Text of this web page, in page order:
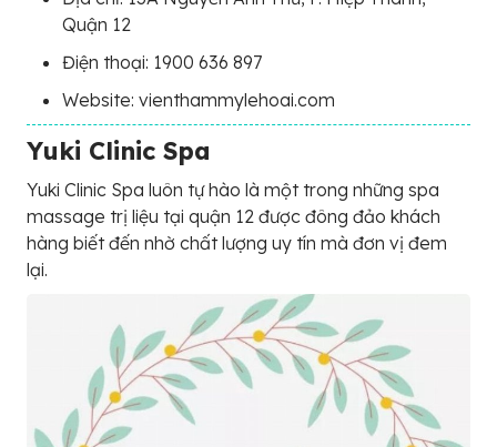
Quận 12
Điện thoại: 1900 636 897
Website: vienthammylehoai.com
Yuki Clinic Spa
Yuki Clinic Spa luôn tự hào là một trong những spa
massage trị liệu tại quận 12 được đông đảo khách
hàng biết đến nhờ chất lượng uy tín mà đơn vị đem
lại.